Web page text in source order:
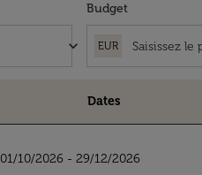
keyboard_arrow_down
Budget
EUR
Dates
01/10/2026 - 29/12/2026